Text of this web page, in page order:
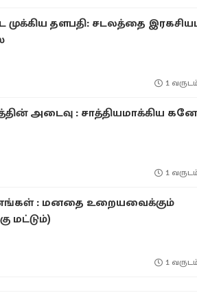
தளபதி: சடலத்தை
1
அடைவு : சாத்தியமாக்கிய
1
: மனதை உறையவைக்கும்
மட்டும்)
1